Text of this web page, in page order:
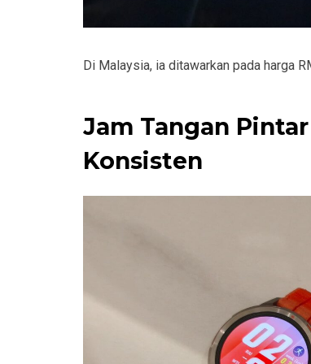
Di Malaysia, ia ditawarkan pada harga
Jam Tangan
Konsisten